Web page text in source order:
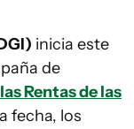
inicia este
de
Rentas de las
fecha, los